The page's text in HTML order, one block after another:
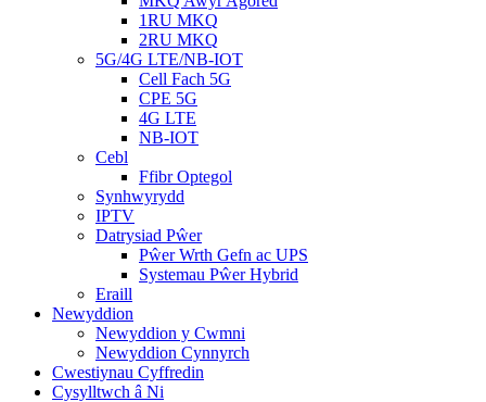
1RU MKQ
2RU MKQ
5G/4G LTE/NB-IOT
Cell Fach 5G
CPE 5G
4G LTE
NB-IOT
Cebl
Ffibr Optegol
Synhwyrydd
IPTV
Datrysiad Pŵer
Pŵer Wrth Gefn ac UPS
Systemau Pŵer Hybrid
Eraill
Newyddion
Newyddion y Cwmni
Newyddion Cynnyrch
Cwestiynau Cyffredin
Cysylltwch â Ni